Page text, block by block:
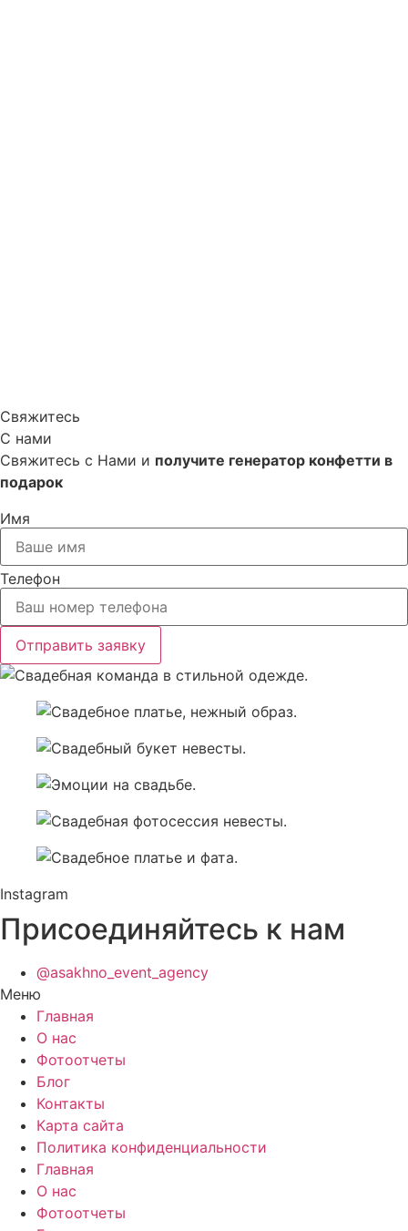
Свяжитесь
С нами
Свяжитесь с Нами и получите генератор конфетти в
подарок
Имя
Телефон
Отправить заявку
Instagram
Присоединяйтесь к нам
@asakhno_event_agency
Меню
Главная
О нас
Фотоотчеты
Блог
Контакты
Карта сайта
Политика конфиденциальности
Главная
О нас
Фотоотчеты